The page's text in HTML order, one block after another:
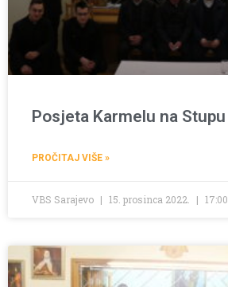
Posjeta Karmelu na Stupu
PROČITAJ VIŠE »
VBS Sarajevo 15. prosinca 2022. 17:00